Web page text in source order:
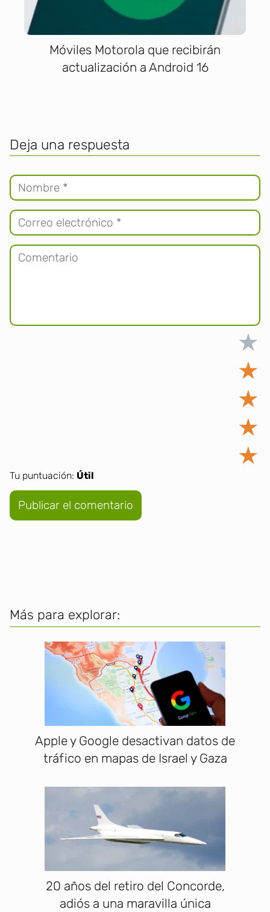
Móviles Motorola que recibirán
actualización a Android 16
Deja una respuesta
★
★
★
★
★
Tu puntuación: Útil
Más para explorar:
Apple y Google desactivan datos de
tráfico en mapas de Israel y Gaza
20 años del retiro del Concorde,
adiós a una maravilla única